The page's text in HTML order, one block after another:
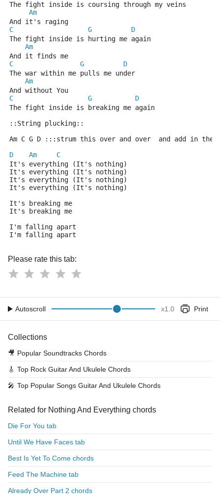
The fight inside is coursing through my veins
Am
And it's raging
C
G
D
The fight inside is hurting me again
Am
And it finds me
C
G
D
The war within me pulls me under
Am
And without You
C
G
D
The fight inside is breaking me again
::String plucking::
Am C G D :::strum this over and over  and add in
D
Am
C
It's everything (It's nothing)
It's everything (It's nothing)
It's everything (It's nothing)
It's everything (It's nothing)
It's breaking me
It's breaking me
I'm falling apart
I'm falling apart
Please rate this tab:
Autoscroll x1.0 Print
Collections
🎥 Popular Soundtracks Chords
🎸 Top Rock Guitar And Ukulele Chords
🎤 Top Popular Songs Guitar And Ukulele Chords
Related for Nothing And Everything chords
Die For You tab
Until We Have Faces tab
Best Is Yet To Come chords
Feed The Machine tab
Already Over Part 2 chords